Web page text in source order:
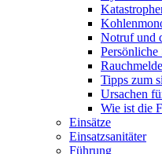
Notruf und
Persönliche
Tipps zum
Ursachen
Wie ist die
Einsätze
Einsatzsanitäter
Führung